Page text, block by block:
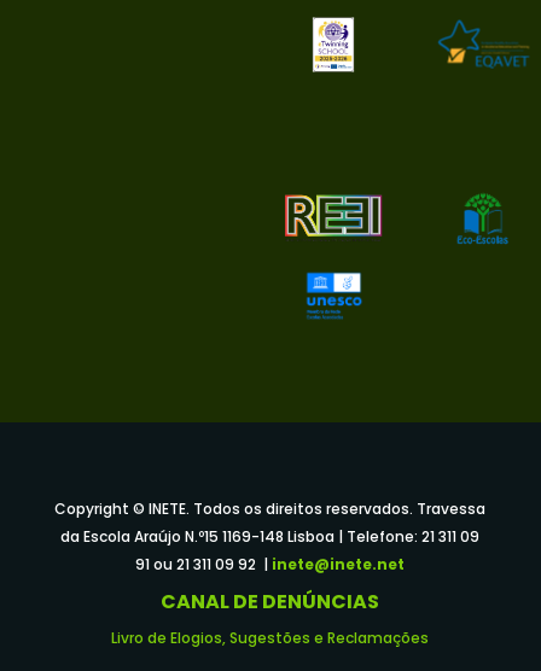
Copyright © INETE. Todos os direitos reservados. Travessa
da Escola Araújo N.º15 1169-148 Lisboa | Telefone: 21 311 09
91 ou 21 311 09 92 | inete@inete.net
CANAL DE DENÚNCIAS
Livro de Elogios, Sugestões e Reclamações